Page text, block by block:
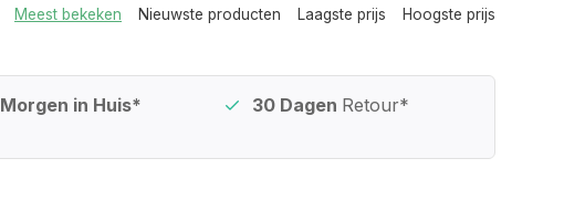
Meest bekeken Nieuwste producten Laagste prijs Hoogste prijs
Morgen in Huis* 30 Dagen Retour*